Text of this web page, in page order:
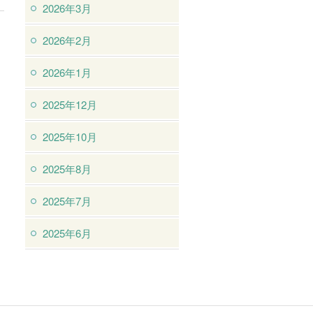
2026年3月
2026年2月
2026年1月
2025年12月
2025年10月
2025年8月
2025年7月
2025年6月